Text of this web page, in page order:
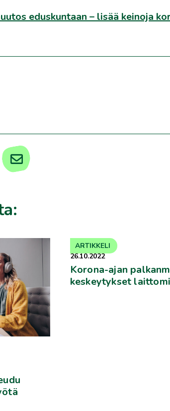
eduskuntaan – lisää keinoja
26.10.2022
Korona-ajan
keskeytykset
ARTIKKELI